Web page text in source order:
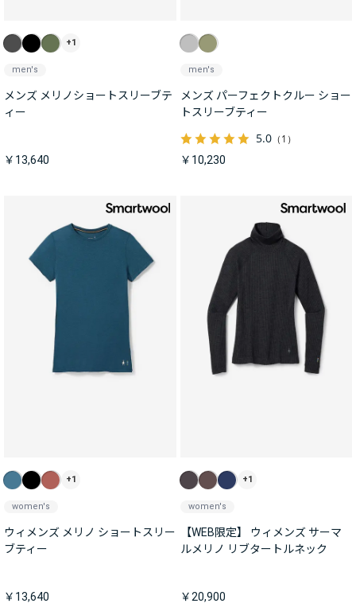
+1
men's
メンズ メリノショートスリーブテ
ィー
￥13,640
men's
メンズ パーフェクトクルー ショー
トスリーブティー
5.0（1）
￥10,230
+1
women's
ウィメンズ メリノ ショートスリー
ブティー
￥13,640
+1
women's
【WEB限定】 ウィメンズ サーマ
ルメリノ リブタートルネック
￥20,900